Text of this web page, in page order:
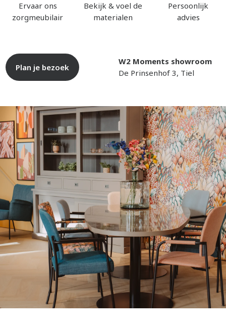
Ervaar ons
zorgmeubilair
Bekijk & voel de
materialen
Persoonlijk
advies
Plan je bezoek
W2 Moments showroom
De Prinsenhof 3, Tiel